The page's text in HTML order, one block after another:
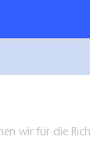
wir für die